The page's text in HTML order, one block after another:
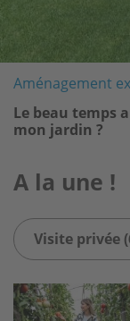
Aménagement
Le beau temps
mon jardin ?
A la une !
Visite privée
Image